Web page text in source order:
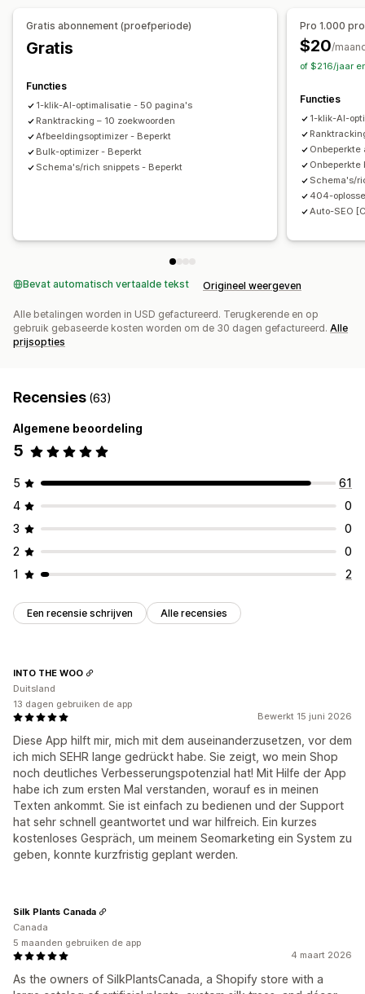
Contentoptimalisatie
Optimalisatie van metagegevens
SEO-score
Concurrentie-analyse Trefwoordanalyse
Snelheidsanalyse Contentanalyse
Score-tracking
Websiteverkeer
Gratis abonnement (proefperiode)
Gratis
Functies
1-klik-AI-optimalisatie - 50 pagina's
Ranktracking – 10 zoekwoorden
Afbeeldingsoptimizer - Beperkt
Bulk-optimizer - Beperkt
Schema's/rich snippets - Beperkt
Pro 1.000
$20/
of $216/jaar
Functies
1-klik-AI-
Schema's/
404-
Auto-SEO
Bevat automatisch vertaalde tekst Origineel weergeven
Alle betalingen worden in USD gefactureerd. Terugkerende en op
gebruik gebaseerde kosten worden om de 30 dagen gefactureerd. Alle
prijsopties
Recensies (63)
Algemene beoordeling
5
5
61
4
0
3
0
2
0
1
2
Een recensie schrijven Alle recensies
Bewerkt 15 juni 2026
Diese App hilft mir, mich mit dem auseinanderzusetzen, vor dem
ich mich SEHR lange gedrückt habe. Sie zeigt, wo mein Shop
noch deutliches Verbesserungspotenzial hat! Mit Hilfe der App
habe ich zum ersten Mal verstanden, worauf es in meinen
Texten ankommt. Sie ist einfach zu bedienen und der Support
hat sehr schnell geantwortet und war hilfreich. Ein kurzes
kostenloses Gespräch, um meinem Seomarketing ein System zu
geben, konnte kurzfristig geplant werden.
INTO THE WOO
Duitsland
13 dagen gebruiken de app
4 maart 2026
As the owners of SilkPlantsCanada, a Shopify store with a
Silk Plants Canada
Canada
5 maanden gebruiken de app